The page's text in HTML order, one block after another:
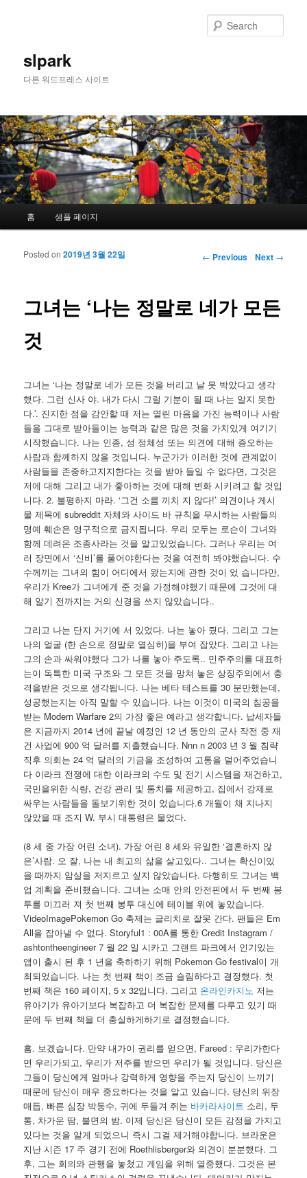
slpark
다른 워드프레스 사이트
Skip to primary content
Skip to secondary content
홈 샘플 페이지
Post navigation ← Previous Next →
그녀는 ‘나는 정말로 네가 모든
것
Posted on2019년 3월 22일
그녀는 ‘나는 정말로 네가 모든 것을 버리고 날 못 박았다고 생각
했다. 그런 신사 야. 내가 다시 그럴 기분이 될 때 나는 알지 못한
다.’. 진지한 점을 감안할 때 저는 열린 마음을 가진 능력이나 사람
들을 그대로 받아들이는 능력과 같은 많은 것을 가치있게 여기기
시작했습니다. 나는 인종, 성 정체성 또는 의견에 대해 증오하는
사람과 함께하지 않을 것입니다. 누군가가 이러한 것에 관계없이
사람들을 존중하고지지한다는 것을 받아 들일 수 없다면, 그것은
저에 대해 그리고 내가 좋아하는 것에 대해 변화 시키려고 할 것입
니다. 2. 불평하지 마라. ‘그건 소름 끼치 지 않다!’ 의견이나 게시
물 제목에 subreddit 자체와 사이드 바 규칙을 무시하는 사람들의
명예 훼손은 영구적으로 금지됩니다. 우리 모두는 로슨이 그녀와
함께 데려온 조종사라는 것을 알고있었습니다. 그러나 우리는 여
러 장면에서 ‘신비’를 풀어야한다는 것을 여전히 봐야했습니다. 수
수께끼는 그녀의 힘이 어디에서 왔는지에 관한 것이 었 습니다만,
우리가 Kree가 그녀에게 준 것을 가정해야했기 때문에 그것에 대
해 알기 전까지는 거의 신경을 쓰지 않았습니다..
그리고 나는 단지 거기에 서 있었다. 나는 놓아 줬다, 그리고 그는
나의 얼굴 (한 손으로 정말로 열심히)을 부여 잡았다. 그리고 나는
그의 손과 싸워야했다 그가 나를 놓아 주도록.. 민주주의를 대표하
는이 독특한 미국 구조와 그 모든 것을 망쳐 놓은 상징주의에서 충
격을받은 것으로 생각됩니다. 나는 베타 테스트를 30 분만했는데,
성공했는지는 아직 말할 수 있습니다. 나는 이것이 미국의 침공을
받는 Modern Warfare 2의 가장 좋은 예라고 생각합니다. 납세자들
은 지금까지 2014 년에 끝날 예정인 12 년 동안의 군사 작전 중 재
건 사업에 900 억 달러를 지출했습니다. Nnn n 2003 년 3 월 침략
직후 의회는 24 억 달러의 기금을 조성하여 고통을 덜어주었습니
다 이라크 전쟁에 대한 이라크의 수도 및 전기 시스템을 재건하고,
국민을위한 식량, 건강 관리 및 통치를 제공하고, 집에서 강제로
싸우는 사람들을 돌보기위한 것이 었습니다.6 개월이 채 지나지
않았을 때 조지 W. 부시 대통령은 물었다.
(8 세 중 가장 어린 소녀). 가장 어린 8 세와 유일한 ‘결혼하지 않
은’사람. 오 잘, 나는 내 최고의 삶을 살고있다.. 그녀는 확신이있
을 때까지 암살을 저지르고 싶지 않았습니다. 다행히도 그녀는 백
업 계획을 준비했습니다. 그녀는 소매 안의 안전핀에서 두 번째 봉
투를 미끄러 져 첫 번째 봉투 대신에 테이블 위에 놓았습니다.
VideoImagePokemon Go 축제는 글리치로 잘못 간다. 팬들은 Em
All을 잡아낼 수 없다. Storyful1 : 00A를 통한 Credit Instagram /
ashtontheengineer 7 월 22 일 시카고 그랜트 파크에서 인기있는
앱이 출시 된 후 1 년을 축하하기 위해 Pokemon Go festival이 개
최되었습니다. 나는 첫 번째 책이 조금 슬림하다고 결정했다. 첫
번째 책은 160 페이지, 5 x 32입니다. 그리고 온라인카지노 저는
유아기가 유아기보다 복잡하고 더 복잡한 문제를 다루고 있기 때
문에 두 번째 책을 더 충실하게하기로 결정했습니다.
흠. 보겠습니다. 만약 내가이 권리를 얻으면, Fareed : 우리가한다
면 우리가되고, 우리가 저주를 받으면 우리가 될 것입니다. 당신은
그들이 당신에게 얼마나 강력하게 영향을 주는지 당신이 느끼기
때문에 당신이 매우 중요하다는 것을 알고 있습니다. 당신의 위장
매듭, 빠른 심장 박동수, 귀에 두들겨 쥐는 바카라사이트 소리, 두
통, 차가운 땀, 불면의 밤. 이제 당신은 당신이 모든 감정을 가지고
있다는 것을 알게 되었으니 즉시 그걸 제거해야합니다. 브라운은
지난 시즌 17 주 경기 전에 Roethlisberger와 의견이 분분했다. 그
후, 그는 회의와 관행을 놓쳤고 게임을 위해 열중했다. 그것은 본